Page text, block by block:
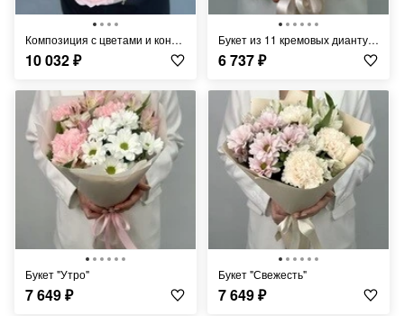
Композиция с цветами и конфетами для Мамы
10 032₽
Букет из 11 кремовых диантусов
6 737₽
Букет "Утро"
7 649₽
Букет "Свежесть"
7 649₽